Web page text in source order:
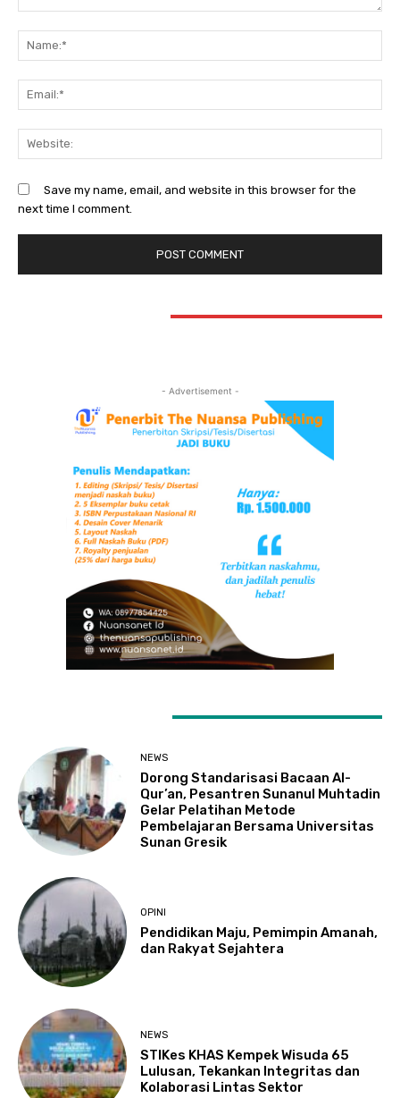
Save my name, email, and website in this browser for the
next time I comment.
- Advertisement -
NEWS
Dorong Standarisasi Bacaan Al-
Qur’an, Pesantren Sunanul Muhtadin
Gelar Pelatihan Metode
Pembelajaran Bersama Universitas
Sunan Gresik
OPINI
Pendidikan Maju, Pemimpin Amanah,
dan Rakyat Sejahtera
NEWS
STIKes KHAS Kempek Wisuda 65
Lulusan, Tekankan Integritas dan
Kolaborasi Lintas Sektor